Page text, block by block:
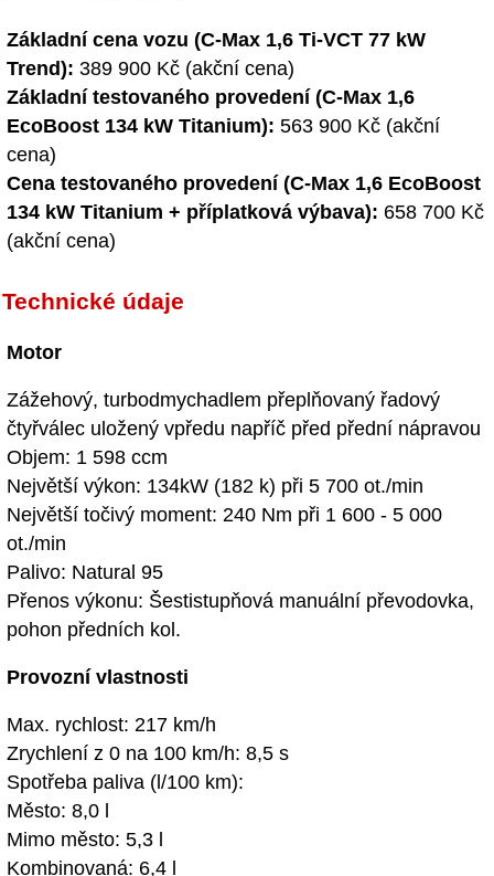
Základní cena vozu (C-Max 1,6 Ti-VCT 77 kW
Trend): 389 900 Kč (akční cena)
Základní testovaného provedení (C-Max 1,6
EcoBoost 134 kW Titanium): 563 900 Kč (akční
cena)
Cena testovaného provedení (C-Max 1,6 EcoBoost
134 kW Titanium + příplatková výbava): 658 700 Kč
(akční cena)
Technické údaje
Motor
Zážehový, turbodmychadlem přeplňovaný řadový
čtyřválec uložený vpředu napříč před přední nápravou
Objem: 1 598 ccm
Největší výkon: 134kW (182 k) při 5 700 ot./min
Největší točivý moment: 240 Nm při 1 600 - 5 000
ot./min
Palivo: Natural 95
Přenos výkonu: Šestistupňová manuální převodovka,
pohon předních kol.
Provozní vlastnosti
Max. rychlost: 217 km/h
Zrychlení z 0 na 100 km/h: 8,5 s
Spotřeba paliva (l/100 km):
Město: 8,0 l
Mimo město: 5,3 l
Kombinovaná: 6,4 l